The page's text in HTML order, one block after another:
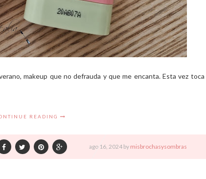
makeup que no defrauda y que me encanta. Esta vez toca
READING
ago 16, 2024 by misbrochasysombras